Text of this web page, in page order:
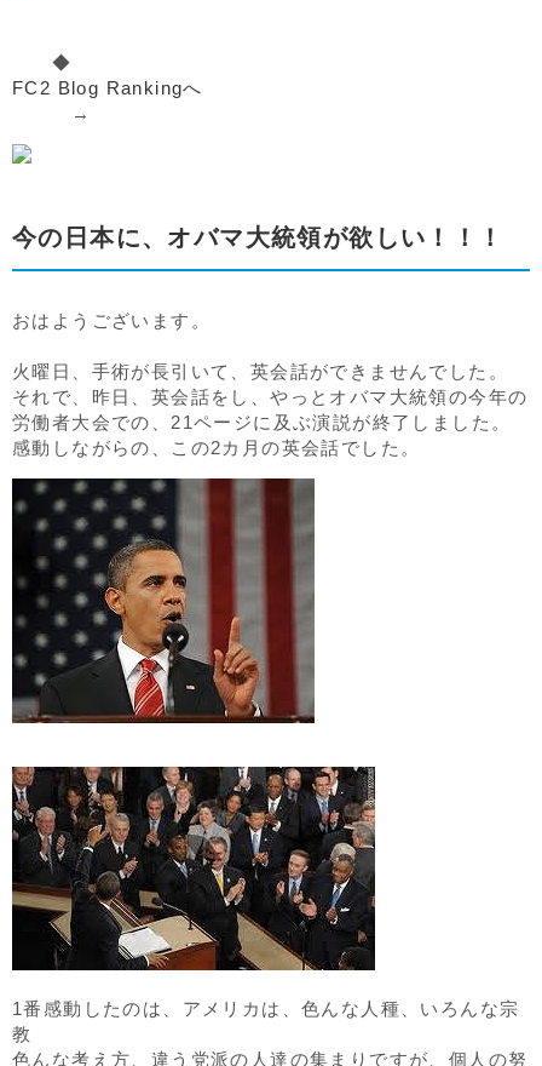
◆
FC2 Blog Rankingへ
→
今の日本に、オバマ大統領が欲しい！！！
おはようございます。
火曜日、手術が長引いて、英会話ができませんでした。
それで、昨日、英会話をし、やっとオバマ大統領の今年の
労働者大会での、21ページに及ぶ演説が終了しました。
感動しながらの、この2カ月の英会話でした。
1番感動したのは、アメリカは、色んな人種、いろんな宗
教
色んな考え方、違う党派の人達の集まりですが、個人の努